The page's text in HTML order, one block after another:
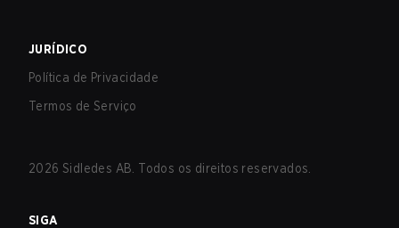
JURÍDICO
Política de Privacidade
Termos de Serviço
2026 Sidledes AB. Todos os direitos reservados.
SIGA